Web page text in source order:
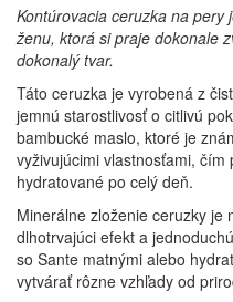
Kontúrovacia ceruzka na
ženu, ktorá si praje dokonale
dokonalý tvar.
Táto ceruzka je vyrobená z
jemnú starostlivosť o citlivú
bambucké maslo, ktoré je
vyživujúcimi vlastnosťami,
hydratované po celý deň.
Minerálne zloženie ceruzky je
dlhotrvajúci efekt a
so Sante matnými alebo
vytvárať rôzne vzhľady od